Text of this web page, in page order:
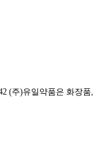
(주)유일약품은 화장품,